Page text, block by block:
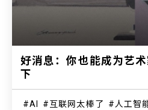
好消息：你也能成为艺
下
AI 互联网太棒了 人工智